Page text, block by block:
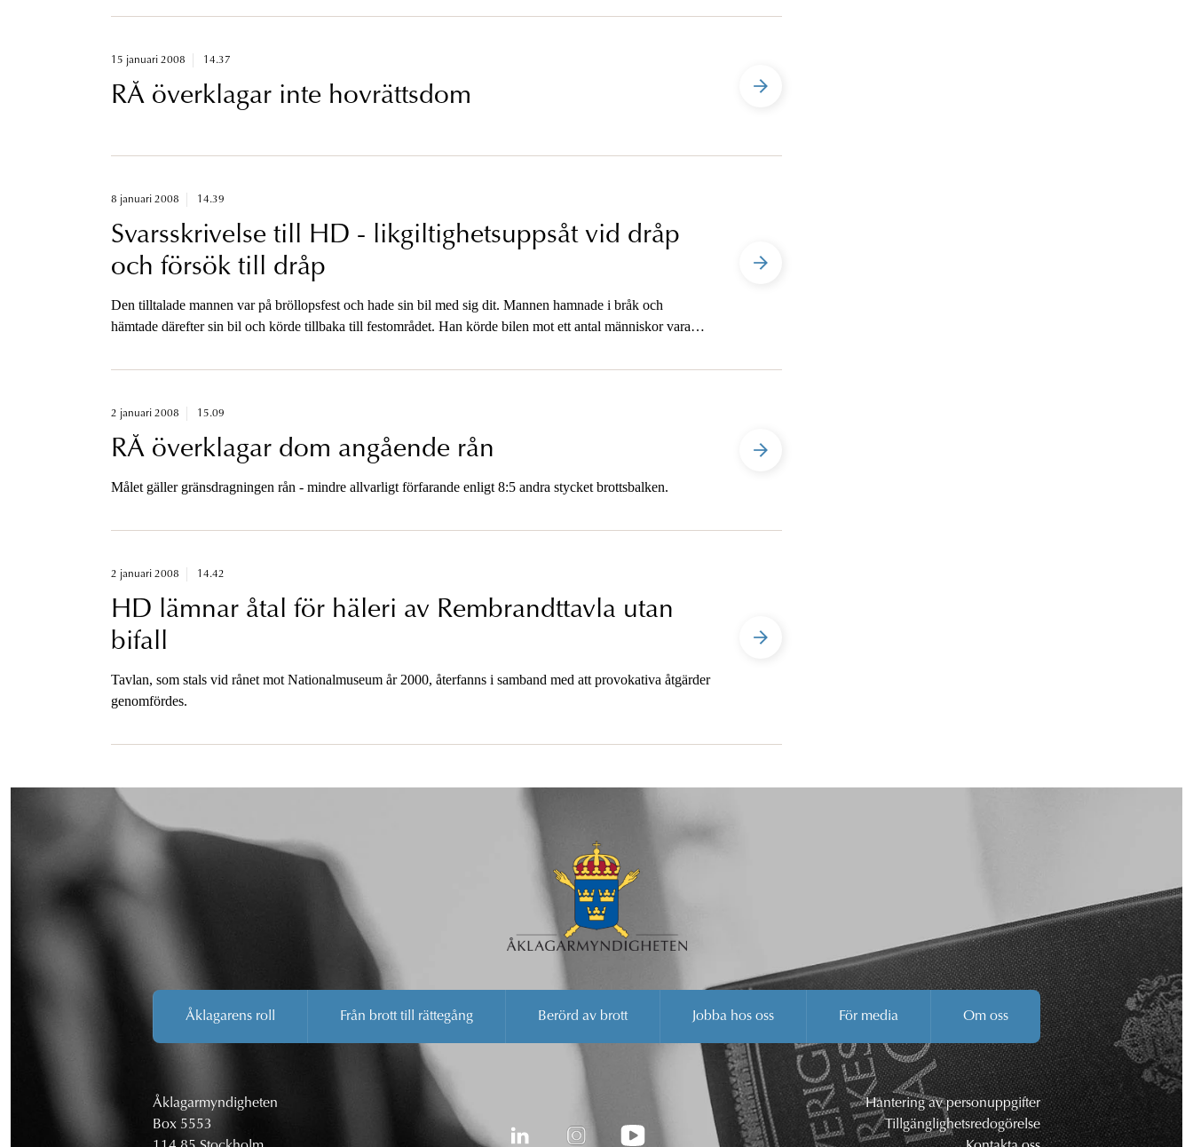
15 januari 2008 14.37
RÅ överklagar inte hovrättsdom
8 januari 2008 14.39
Svarsskrivelse till HD - likgiltighetsuppsåt vid dråp
och försök till dråp
Den tilltalade mannen var på bröllopsfest och hade sin bil med sig dit. Mannen hamnade i bråk och
hämtade därefter sin bil och körde tillbaka till festområdet. Han körde bilen mot ett antal människor varav
2 januari 2008 15.09
RÅ överklagar dom angående rån
Målet gäller gränsdragningen rån - mindre allvarligt förfarande enligt 8:5 andra stycket brottsbalken.
2 januari 2008 14.42
HD lämnar åtal för häleri av Rembrandttavla utan
bifall
Tavlan, som stals vid rånet mot Nationalmuseum år 2000, återfanns i samband med att provokativa åtgärder
genomfördes.
Åklagarens roll Från brott till rättegång Berörd av brott Jobba hos oss För media Om oss
Åklagarmyndigheten
Box 5553
Hantering av personuppgifter
Tillgänglighetsredogörelse